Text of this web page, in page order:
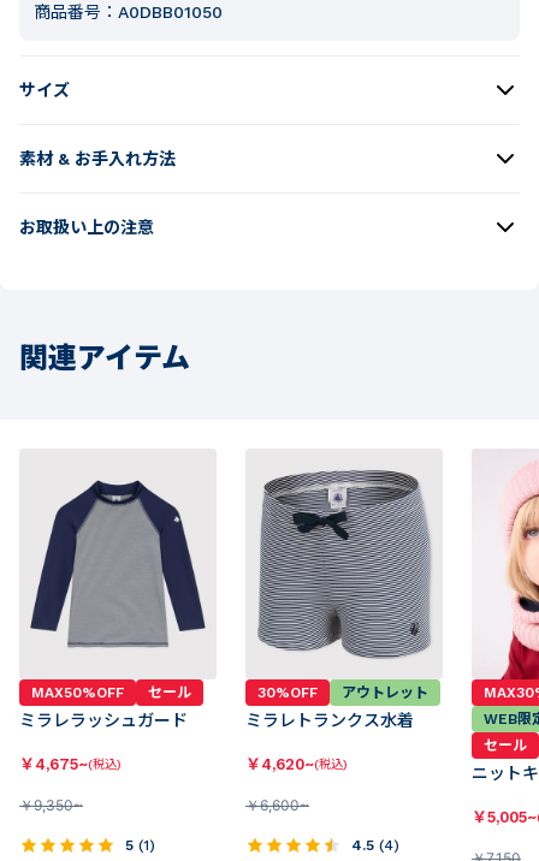
商品番号： A0DBB01050
サイズ
素材 & お手入れ方法
お取扱い上の注意
関連アイテム
MAX50%OFF セール
ミラレラッシュガード
￥ 4,675~(税込)
￥9,350~
5 (1)
30%OFF アウトレット
ミラレトランクス水着
￥ 4,620~(税込)
￥6,600~
4.5 (4)
WEB限
セール
ニット
￥5,005~